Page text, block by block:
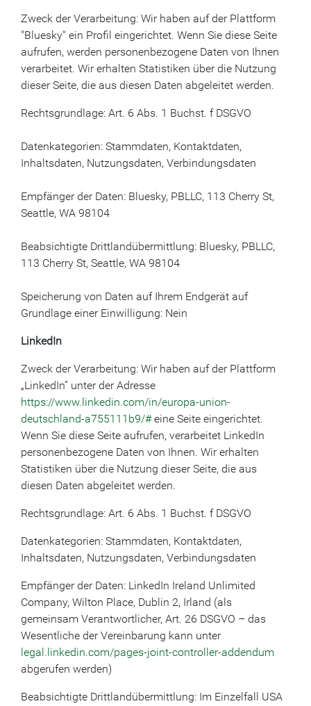
Zweck der Verarbeitung: Wir haben auf der Plattform
"Bluesky" ein Profil eingerichtet. Wenn Sie diese Seite
aufrufen, werden personenbezogene Daten von Ihnen
verarbeitet. Wir erhalten Statistiken über die Nutzung
dieser Seite, die aus diesen Daten abgeleitet werden.
Rechtsgrundlage: Art. 6 Abs. 1 Buchst. f DSGVO
Datenkategorien: Stammdaten, Kontaktdaten,
Inhaltsdaten, Nutzungsdaten, Verbindungsdaten
Empfänger der Daten: Bluesky, PBLLC, 113 Cherry St,
Seattle, WA 98104
Beabsichtigte Drittlandübermittlung: Bluesky, PBLLC,
113 Cherry St, Seattle, WA 98104
Speicherung von Daten auf Ihrem Endgerät auf
Grundlage einer Einwilligung: Nein
LinkedIn
Zweck der Verarbeitung: Wir haben auf der Plattform
„LinkedIn“ unter der Adresse
https://www.linkedin.com/in/europa-union-
deutschland-a755111b9/#eine Seite eingerichtet.
Wenn Sie diese Seite aufrufen, verarbeitet LinkedIn
personenbezogene Daten von Ihnen. Wir erhalten
Statistiken über die Nutzung dieser Seite, die aus
diesen Daten abgeleitet werden.
Rechtsgrundlage: Art. 6 Abs. 1 Buchst. f DSGVO
Datenkategorien: Stammdaten, Kontaktdaten,
Inhaltsdaten, Nutzungsdaten, Verbindungsdaten
Empfänger der Daten: LinkedIn Ireland Unlimited
Company, Wilton Place, Dublin 2, Irland (als
gemeinsam Verantwortlicher, Art. 26 DSGVO – das
Wesentliche der Vereinbarung kann unter
legal.linkedin.com/pages-joint-controller-addendum
abgerufen werden)
Beabsichtigte Drittlandübermittlung: Im Einzelfall USA